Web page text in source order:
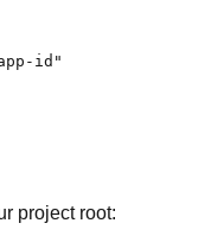
id"
project root: